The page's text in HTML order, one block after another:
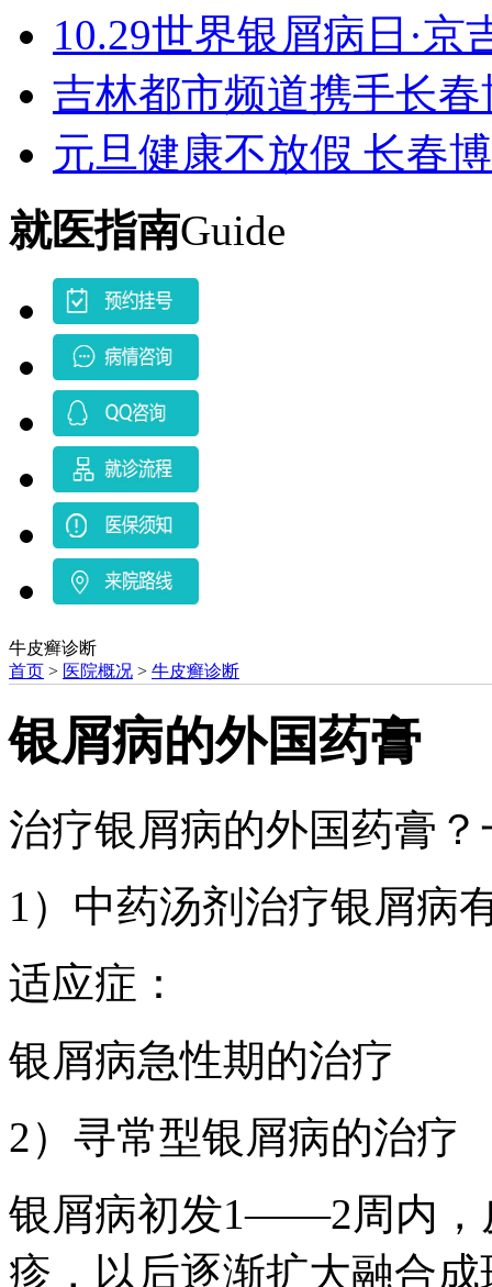
10.29世界银屑病日·京
吉林都市频道携手长
元旦健康不放假 长春
就医指南Guide
牛皮癣诊断
首页 > 医院概况 > 牛皮癣诊断
银屑病的外国药膏
治疗银屑病的外国药膏
1）中药汤剂治疗银屑病
适应症：
银屑病急性期的治疗
2）寻常型银屑病的治疗
银屑病初发1——2周内，
疹，以后逐渐扩大融合